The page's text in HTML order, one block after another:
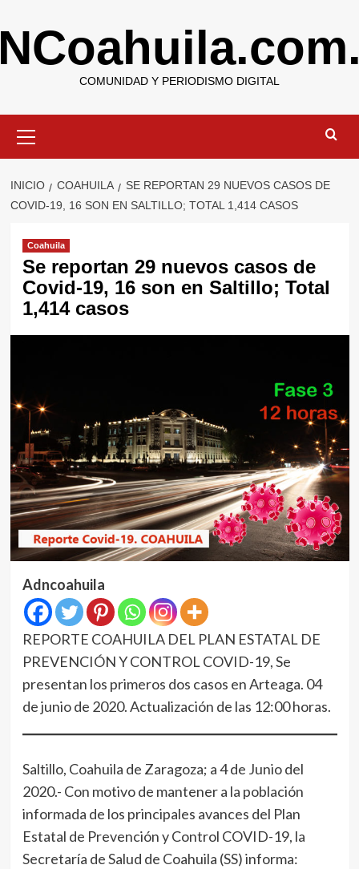
al
contenido
COMUNIDAD Y PERIODISMO DIGITAL
primario
INICIO COAHUILA
SE REPORTAN 29 NUEVOS CASOS DE
COVID-19, 16 SON EN SALTILLO; TOTAL 1,414 CASOS
Coahuila
Se reportan 29 nuevos casos de
Covid-19, 16 son en Saltillo; Total
1,414 casos
Adncoahuila
REPORTE COAHUILA DEL PLAN ESTATAL DE
PREVENCIÓN Y CONTROL COVID-19, Se
presentan los primeros dos casos en Arteaga. 04
de junio de 2020. Actualización de las 12:00 horas.
Saltillo, Coahuila de Zaragoza; a 4 de Junio del
2020.- Con motivo de mantener a la población
informada de los principales avances del Plan
Estatal de Prevención y Control COVID-19, la
Secretaría de Salud de Coahuila (SS) informa: